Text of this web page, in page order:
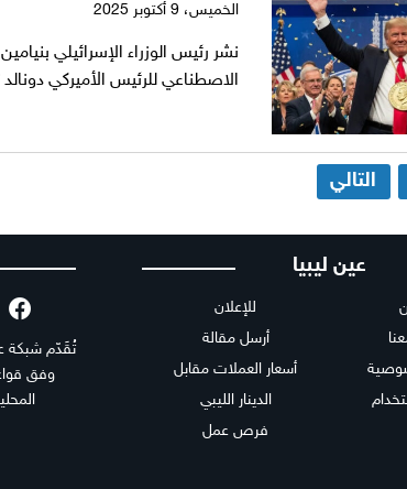
الخميس،
نشر رئيس الوزراء الإسرائيلي
الاصطناعي للرئيس الأميركي
التالي
عين ليبيا
للإعلان
أرسل مقالة
أسعار العملات مقابل
الدينار الليبي
فرص عمل
تُقَدّم شبكة
وفق